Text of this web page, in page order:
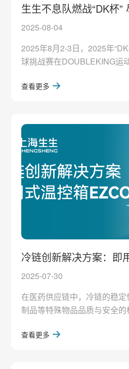
生生不息队燃战“DK杯”
2025-08-04
2025年8月2-3日，2025年
球挑战赛在DOUBLEKING运
赛制：8月2日小组赛，24支球
10分钟的赛制，要求球员瞬
海生生积极响应，以“生生出
组建“
查看更多
冷链创新解决方案：即
EZCODE
2025-07-30
在医药供应链中，冷链的稳
制品等特殊物品品质与安全
流程复杂、人力成本高，难以
查看更多